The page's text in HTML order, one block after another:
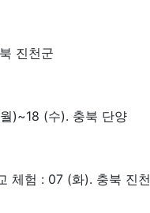
진천군
)~18 (수). 충북 단양
체험 : 07 (화). 충북 진천